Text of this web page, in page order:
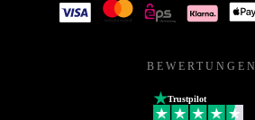
BEWERTUNGEN
Trustpilot